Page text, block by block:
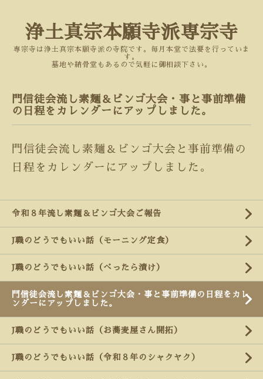
浄土真宗本願寺派専宗寺
専宗寺は浄土真宗本願寺派の寺院です。毎月本堂で法要を行っていま
す。
墓地や納骨堂もあるので気軽に御相談下さい。
門信徒会流し素麺＆ビンゴ大会・事と事前準備
の日程をカレンダーにアップしました。
門信徒会流し素麺＆ビンゴ大会と事前準備の
日程をカレンダーにアップしました。
令和８年流し素麺＆ビンゴ大会ご報告
J職のどうでもいい話（モーニング定食）
J職のどうでもいい話（べったら漬け）
門信徒会流し素麺＆ビンゴ大会・事と事前準備の日程をカレ
ンダーにアップしました。
J職のどうでもいい話（お蕎麦屋さん開拓）
J職のどうでもいい話（令和８年のシャクヤク）